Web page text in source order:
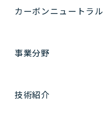
カーボンニュートラル
事業分野
技術紹介